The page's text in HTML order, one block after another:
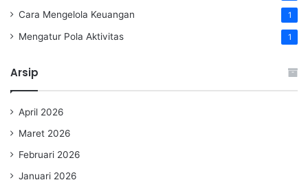
Cara Mengelola Keuangan 1
Mengatur Pola Aktivitas 1
Arsip
April 2026
Maret 2026
Februari 2026
Januari 2026